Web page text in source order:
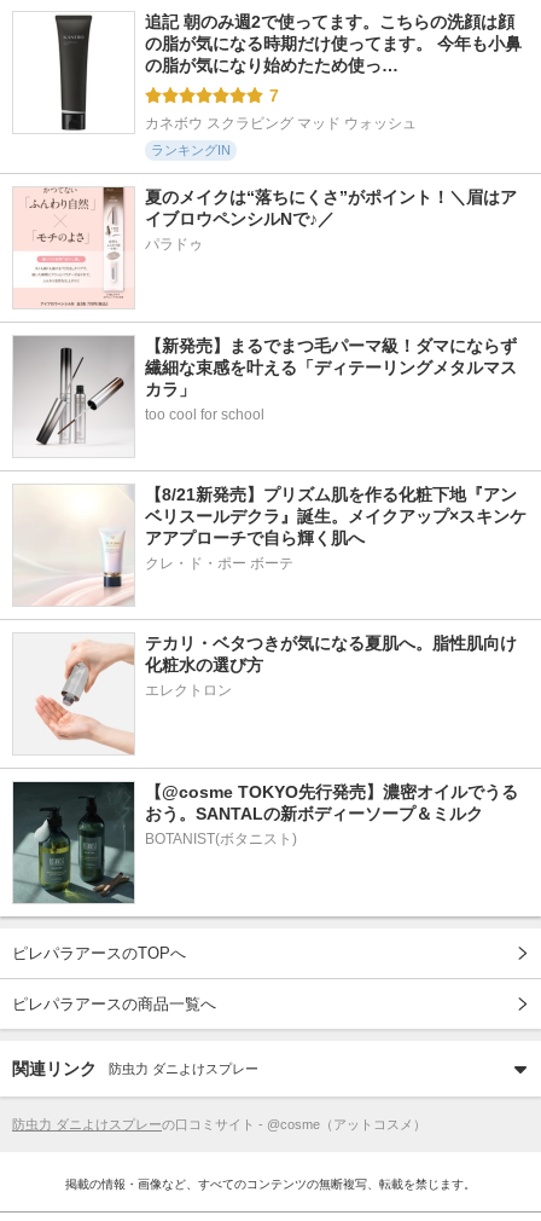
追記 朝のみ週2で使ってます。こちらの洗顔は顔
の脂が気になる時期だけ使ってます。 今年も小鼻
の脂が気になり始めたため使っ…
7
カネボウ スクラビング マッド ウォッシュ
ランキングIN
夏のメイクは“落ちにくさ”がポイント！＼眉はア
イブロウペンシルNで♪／
パラドゥ
【新発売】まるでまつ毛パーマ級！ダマにならず
繊細な束感を叶える「ディテーリングメタルマス
カラ」
too cool for school
【8/21新発売】プリズム肌を作る化粧下地『アン
ベリスールデクラ』誕生。メイクアップ×スキンケ
アアプローチで自ら輝く肌へ
クレ・ド・ポー ボーテ
テカリ・ベタつきが気になる夏肌へ。脂性肌向け
化粧水の選び方
エレクトロン
【@cosme TOKYO先行発売】濃密オイルでうる
おう。SANTALの新ボディーソープ＆ミルク
BOTANIST(ボタニスト)
ピレパラアースのTOPへ
ピレパラアースの商品一覧へ
関連リンク 防虫力 ダニよけスプレー
防虫力 ダニよけスプレーの口コミサイト - @cosme（アットコスメ）
掲載の情報・画像など、すべてのコンテンツの無断複写、転載を禁じます。